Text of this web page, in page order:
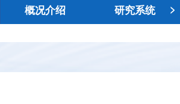
概况介绍 研究系统 >